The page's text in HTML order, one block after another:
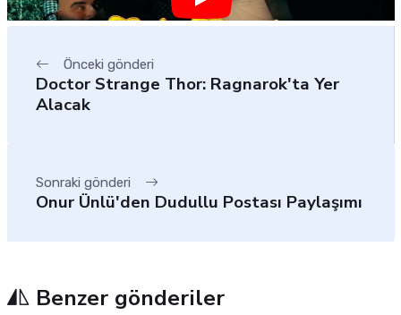
Önceki gönderi
Doctor Strange Thor: Ragnarok'ta Yer
Alacak
Sonraki gönderi
Onur Ünlü'den Dudullu Postası Paylaşımı
Benzer gönderiler